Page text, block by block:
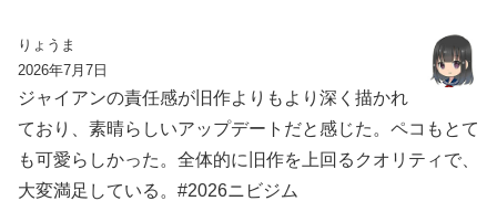
りょうま
2026年7月7日
ジャイアンの責任感が旧作よりもより深く描かれ
ており、素晴らしいアップデートだと感じた。ペコもとて
も可愛らしかった。全体的に旧作を上回るクオリティで、
大変満足している。#2026ニビジム